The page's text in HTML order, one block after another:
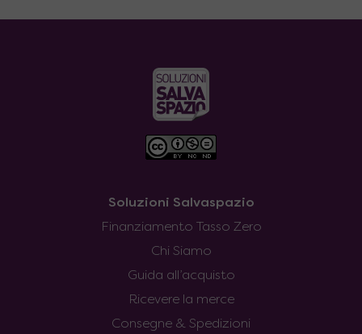
Soluzioni Salvaspazio
Finanziamento Tasso Zero
Chi Siamo
Guida all’acquisto
Ricevere la merce
Consegne & Spedizioni